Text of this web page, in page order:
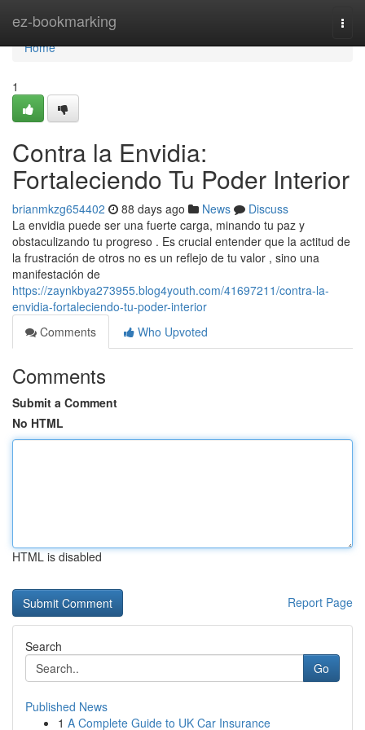
ez-bookmarking
Home
Home
1
Contra la Envidia:
Fortaleciendo Tu Poder Interior
brianmkzg654402 88 days ago News
Discuss
La envidia puede ser una fuerte carga, minando tu paz y
obstaculizando tu progreso . Es crucial entender que la actitud de
la frustración de otros no es un reflejo de tu valor , sino una
manifestación de
https://zaynkbya273955.blog4youth.com/41697211/contra-la-
envidia-fortaleciendo-tu-poder-interior
Comments
Who Upvoted
Comments
Submit a Comment
No HTML
HTML is disabled
Report Page
Search
Go
Published News
1 A Complete Guide to UK Car Insurance